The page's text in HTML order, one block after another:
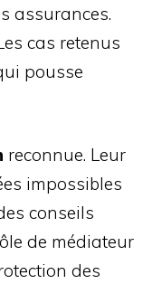
assurances.
cas retenus
pousse
reconnue. Leur
impossibles
conseils
de médiateur
des